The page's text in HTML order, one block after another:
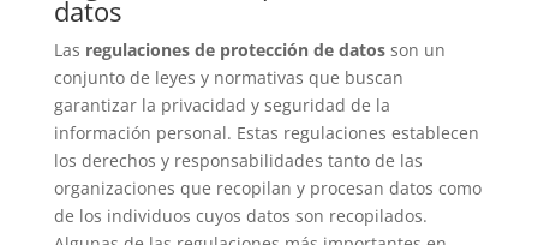
datos
Las regulaciones de protección de datosson un
conjunto de leyes y normativas que buscan
garantizar la privacidad y seguridad de la
información personal. Estas regulaciones establecen
los derechos y responsabilidades tanto de las
organizaciones que recopilan y procesan datos como
de los individuos cuyos datos son recopilados.